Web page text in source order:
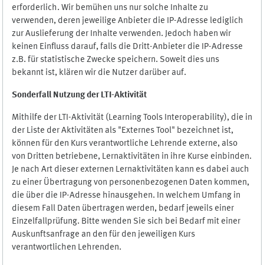
erforderlich. Wir bemühen uns nur solche Inhalte zu
verwenden, deren jeweilige Anbieter die IP-Adresse lediglich
zur Auslieferung der Inhalte verwenden. Jedoch haben wir
keinen Einfluss darauf, falls die Dritt-Anbieter die IP-Adresse
z.B. für statistische Zwecke speichern. Soweit dies uns
bekannt ist, klären wir die Nutzer darüber auf.
Sonderfall Nutzung der LTI-Aktivität
Mithilfe der LTI-Aktivität (Learning Tools Interoperability), die in
der Liste der Aktivitäten als "Externes Tool" bezeichnet ist,
können für den Kurs verantwortliche Lehrende externe, also
von Dritten betriebene, Lernaktivitäten in ihre Kurse einbinden.
Je nach Art dieser externen Lernaktivitäten kann es dabei auch
zu einer Übertragung von personenbezogenen Daten kommen,
die über die IP-Adresse hinausgehen. In welchem Umfang in
diesem Fall Daten übertragen werden, bedarf jeweils einer
Einzelfallprüfung. Bitte wenden Sie sich bei Bedarf mit einer
Auskunftsanfrage an den für den jeweiligen Kurs
verantwortlichen Lehrenden.